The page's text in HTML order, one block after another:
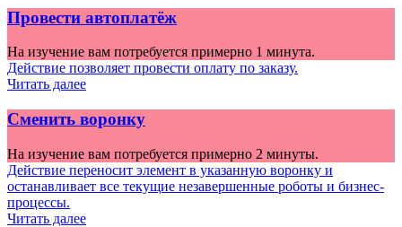
Провести автоплатёж
На изучение вам потребуется примерно 1 минута.
Действие позволяет провести оплату по заказу.
Читать далее
Сменить воронку
На изучение вам потребуется примерно 2 минуты.
Действие переносит элемент в указанную воронку и
останавливает все текущие незавершенные роботы и бизнес-
процессы.
Читать далее